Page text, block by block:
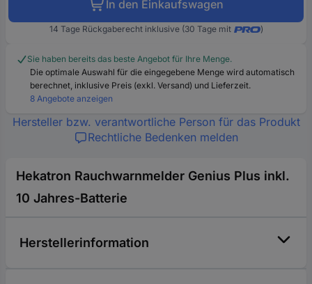
In den Einkaufswagen
14 Tage Rückgaberecht inklusive (30 Tage mit )
Sie haben bereits das beste Angebot für Ihre Menge.
Die optimale Auswahl für die eingegebene Menge wird automatisch
berechnet, inklusive Preis (exkl. Versand) und Lieferzeit.
8 Angebote anzeigen
Hersteller bzw. verantwortliche Person für das Produkt
Rechtliche Bedenken melden
Hekatron Rauchwarnmelder Genius Plus inkl.
10 Jahres-Batterie
Herstellerinformation